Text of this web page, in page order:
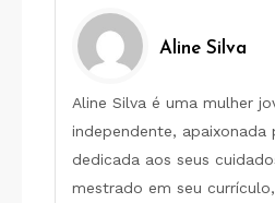
Aline Silva
Aline Silva é uma mulher
independente, apaixonada
dedicada aos seus
mestrado em seu